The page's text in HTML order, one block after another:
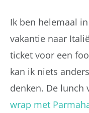
Ik ben helemaal
vakantie naar
ticket voor een
kan ik niets
denken. De lunch
wrap met